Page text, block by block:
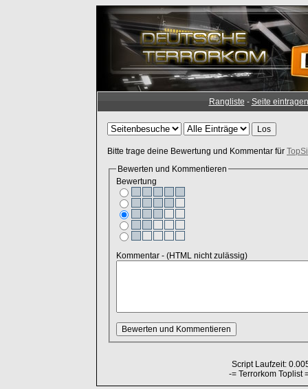
Rangliste - Seite eintragen
Bitte trage deine Bewertung und Kommentar für
Bewerten und Kommentieren
Bewertung
Kommentar - (HTML nicht zulässig)
Script Laufzeit:
-= Terrorkom Toplist